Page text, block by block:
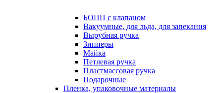
БОПП с клапаном
Вакуумные, для льда, для запекания
Вырубная ручка
Зипперы
Майка
Петлевая ручка
Пластмассовая ручка
Подарочные
Пленка, упаковочные материалы